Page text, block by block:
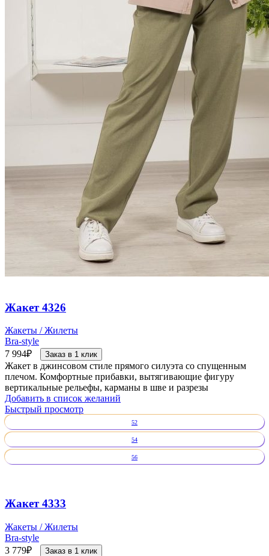
Жакет 4326
Жакеты / Жилеты
Bra-style
7 994₽ Заказ в 1 клик
Жакет в джинсовом стиле прямого силуэта со спущенным
плечом. Комфортные прибавки, вытягивающие фигуру
вертикальные рельефы, карманы в шве и разрезы
Добавить в список желаний
Быстрый просмотр
52
54
56
Жакет 4333
Жакеты / Жилеты
Bra-style
3 779₽ Заказ в 1 клик